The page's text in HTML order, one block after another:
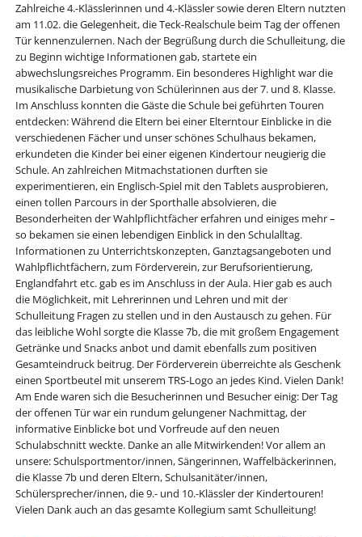
Zahlreiche 4.-Klässlerinnen und 4.-Klässler sowie deren Eltern nutzten
am 11.02. die Gelegenheit, die Teck-Realschule beim Tag der offenen
Tür kennenzulernen. Nach der Begrüßung durch die Schulleitung, die
zu Beginn wichtige Informationen gab, startete ein
abwechslungsreiches Programm. Ein besonderes Highlight war die
musikalische Darbietung von Schülerinnen aus der 7. und 8. Klasse.
Im Anschluss konnten die Gäste die Schule bei geführten Touren
entdecken: Während die Eltern bei einer Elterntour Einblicke in die
verschiedenen Fächer und unser schönes Schulhaus bekamen,
erkundeten die Kinder bei einer eigenen Kindertour neugierig die
Schule. An zahlreichen Mitmachstationen durften sie
experimentieren, ein Englisch-Spiel mit den Tablets ausprobieren,
einen tollen Parcours in der Sporthalle absolvieren, die
Besonderheiten der Wahlpflichtfächer erfahren und einiges mehr –
so bekamen sie einen lebendigen Einblick in den Schulalltag.
Informationen zu Unterrichtskonzepten, Ganztagsangeboten und
Wahlpflichtfächern, zum Förderverein, zur Berufsorientierung,
Englandfahrt etc. gab es im Anschluss in der Aula. Hier gab es auch
die Möglichkeit, mit Lehrerinnen und Lehren und mit der
Schulleitung Fragen zu stellen und in den Austausch zu gehen. Für
das leibliche Wohl sorgte die Klasse 7b, die mit großem Engagement
Getränke und Snacks anbot und damit ebenfalls zum positiven
Gesamteindruck beitrug. Der Förderverein überreichte als Geschenk
einen Sportbeutel mit unserem TRS-Logo an jedes Kind. Vielen Dank!
Am Ende waren sich die Besucherinnen und Besucher einig: Der Tag
der offenen Tür war ein rundum gelungener Nachmittag, der
informative Einblicke bot und Vorfreude auf den neuen
Schulabschnitt weckte. Danke an alle Mitwirkenden! Vor allem an
unsere: Schulsportmentor/innen, Sängerinnen, Waffelbäckerinnen,
die Klasse 7b und deren Eltern, Schulsanitäter/innen,
Schülersprecher/innen, die 9.- und 10.-Klässler der Kindertouren!
Vielen Dank auch an das gesamte Kollegium samt Schulleitung!